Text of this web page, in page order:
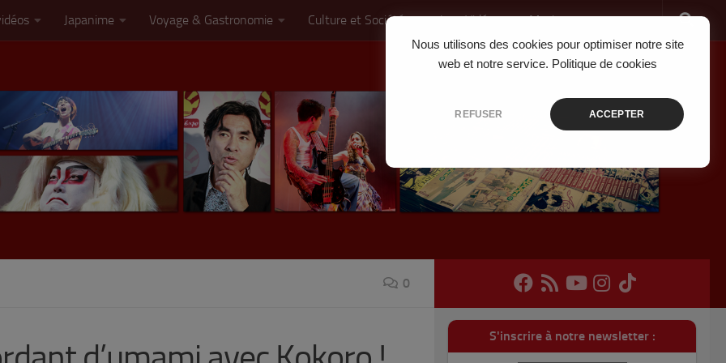
Nous utilisons des cookies pour optimiser notre site
web et notre service. Politique de cookies
REFUSER ACCEPTER
Japanime Voyage & Gastronomie Culture et Société Jeux Vidéo Musique
0
S'inscrire à notre newsletter :